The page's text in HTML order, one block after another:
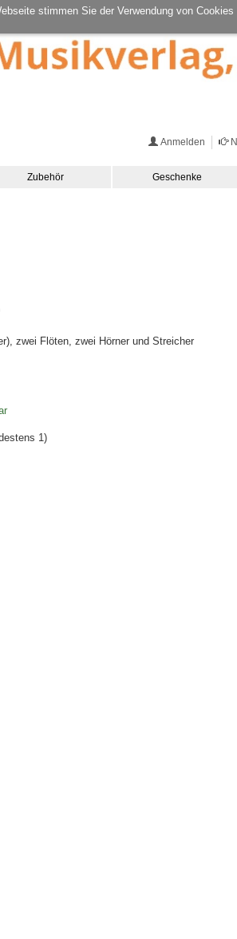
stimmen Sie der Verwendung von Cookies
Anmelden
Zubehör Geschenke
zwei Flöten, zwei Hörner und Streicher
1)